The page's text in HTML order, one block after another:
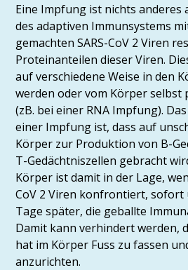
Eine Impfung ist nichts anderes
des adaptiven Immunsystems
gemachten SARS-CoV 2 Viren
Proteinanteilen dieser Viren.
auf verschiedene Weise in den
werden oder vom Körper selbst
(zB. bei einer RNA Impfung).
einer Impfung ist, dass auf
Körper zur Produktion von B-
T-Gedächtniszellen gebracht
Körper ist damit in der Lage,
CoV 2 Viren konfrontiert, sofort
Tage später, die geballte
Damit kann verhindert werden,
hat im Körper Fuss zu fassen
anzurichten.